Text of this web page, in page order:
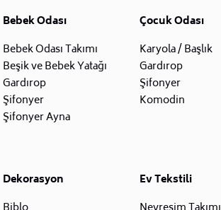
Bebek Odası
Bebek Odası Takımı
Beşik ve Bebek Yatağı
Gardırop
Şifonyer
Şifonyer Ayna
Çocuk Odası
Karyola / Başlık
Gardırop
Şifonyer
Komodin
Dekorasyon
Ev Tekstili